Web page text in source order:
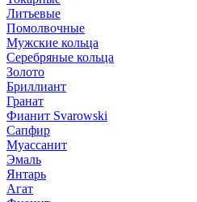
Литьевые
Помолвочные
Мужские кольца
Серебряные кольца
Золото
Бриллиант
Гранат
Фианит Svarowski
Сапфир
Муассанит
Эмаль
Янтарь
Агат